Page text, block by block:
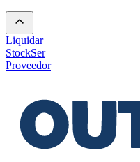
Liquidar
StockSer
Proveedor